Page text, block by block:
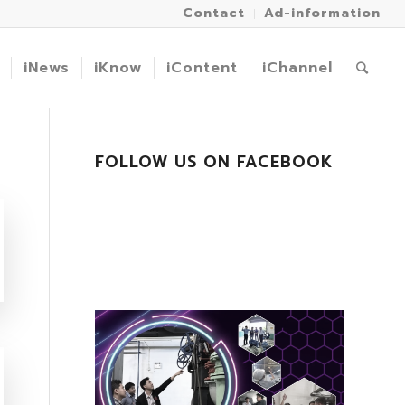
Contact Ad-information
iNews iKnow iContent iChannel
FOLLOW US ON FACEBOOK